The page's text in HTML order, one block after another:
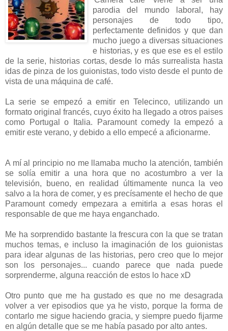
parodia del mundo laboral, hay
personajes de todo tipo,
perfectamente definidos y que dan
mucho juego a diversas situaciones
e historias, y es que ese es el estilo
de la serie, historias cortas, desde lo más surrealista hasta
idas de pinza de los guionistas, todo visto desde el punto de
vista de una máquina de café.
La serie se empezó a emitir en Telecinco, utilizando un
formato original francés, cuyo éxito ha llegado a otros paises
como Portugal o Italia. Paramount comedy la empezó a
emitir este verano, y debido a ello empecé a aficionarme.
A mí al principio no me llamaba mucho la atención, también
se solía emitir a una hora que no acostumbro a ver la
televisión, bueno, en realidad últimamente nunca la veo
salvo a la hora de comer, y es precísamente el hecho de que
Paramount comedy empezara a emitirla a esas horas el
responsable de que me haya enganchado.
Me ha sorprendido bastante la frescura con la que se tratan
muchos temas, e incluso la imaginación de los guionistas
para idear algunas de las historias, pero creo que lo mejor
son los personajes... cuando parece que nada puede
sorprenderme, alguna reacción de estos lo hace xD
Otro punto que me ha gustado es que no me desagrada
volver a ver episodios que ya he visto, porque la forma de
contarlo me sigue haciendo gracia, y siempre puedo fijarme
en algún detalle que se me había pasado por alto antes.